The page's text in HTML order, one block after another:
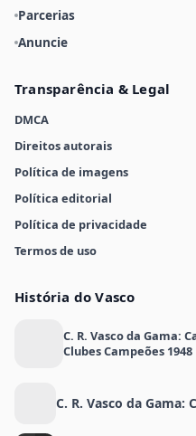
Parcerias
Anuncie
Transparência & Legal
DMCA
Direitos autorais
Política de imagens
Política editorial
Política de privacidade
Termos de uso
História do Vasco
C. R. Vasco da Gama:
Clubes Campeões 1948
C. R. Vasco da Gama: